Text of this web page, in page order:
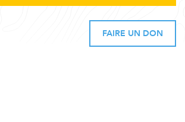
FAIRE UN DON